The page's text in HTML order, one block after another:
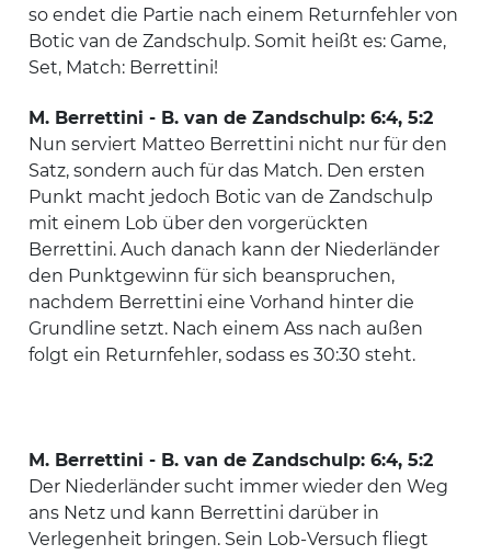
so endet die Partie nach einem Returnfehler von
Botic van de Zandschulp. Somit heißt es: Game,
Set, Match: Berrettini!
M. Berrettini - B. van de Zandschulp: 6:4, 5:2
Nun serviert Matteo Berrettini nicht nur für den
Satz, sondern auch für das Match. Den ersten
Punkt macht jedoch Botic van de Zandschulp
mit einem Lob über den vorgerückten
Berrettini. Auch danach kann der Niederländer
den Punktgewinn für sich beanspruchen,
nachdem Berrettini eine Vorhand hinter die
Grundline setzt. Nach einem Ass nach außen
folgt ein Returnfehler, sodass es 30:30 steht.
M. Berrettini - B. van de Zandschulp: 6:4, 5:2
Der Niederländer sucht immer wieder den Weg
ans Netz und kann Berrettini darüber in
Verlegenheit bringen. Sein Lob-Versuch fliegt